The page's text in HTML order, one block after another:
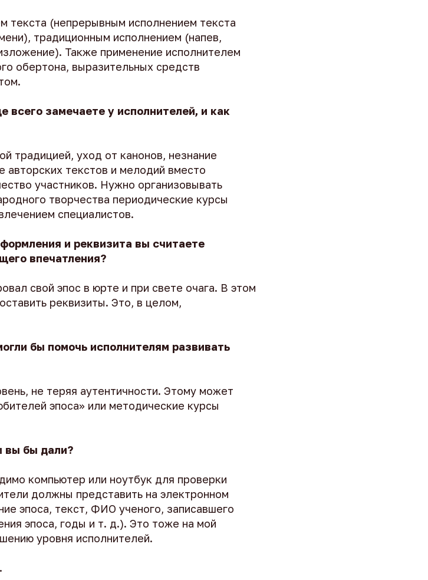
текста (непрерывным исполнением текста
традиционным исполнением (напев,
Также применение исполнителем
обертона, выразительных средств
замечаете у исполнителей, и как
традицией, уход от канонов, незнание
авторских текстов и мелодий вместо
участников. Нужно организовывать
творчества периодические курсы
специалистов.
и реквизита вы считаете
впечатления?
свой эпос в юрте и при свете очага. В этом
реквизиты. Это, в целом,
бы помочь исполнителям развивать
не теряя аутентичности. Этому может
эпоса» или методические курсы
вы бы дали?
компьютер или ноутбук для проверки
должны представить на электронном
эпоса, текст, ФИО ученого, записавшего
эпоса, годы и т. д.). Это тоже на мой
уровня исполнителей.